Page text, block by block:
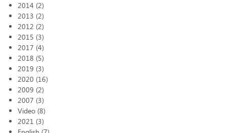
2014 (2)
2013 (2)
2012 (2)
2015 (3)
2017 (4)
2018 (5)
2019 (3)
2020 (16)
2009 (2)
2007 (3)
Video (8)
2021 (3)